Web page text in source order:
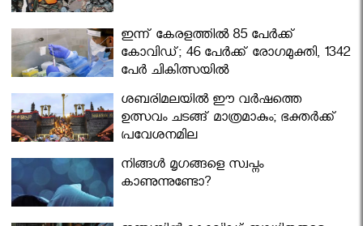
ഇന്ന് കേരളത്തിൽ 85 പേർക്ക്
കോവിഡ്; 46 പേർക്ക് രോഗമുക്തി, 1342
പേർ ചികിത്സയിൽ
ശബരിമലയില്‍ ഈ വർഷത്തെ
ഉത്സവം ചടങ്ങ് മാത്രമാകും; ഭക്തർക്ക്
പ്രവേശനമില്ല
നിങ്ങള്‍ മൃഗങ്ങളെ സ്വപ്നം
കാണുന്നുണ്ടോ?